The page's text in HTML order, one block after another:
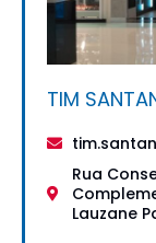
TIM
Rua
Lauzane